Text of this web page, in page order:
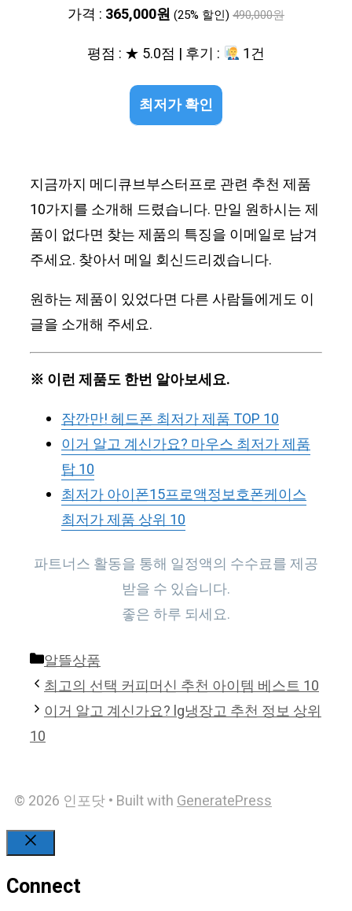
가격 : 365,000원 (25% 할인) 490,000원
평점 : ★ 5.0점 | 후기 : 1건
최저가 확인
지금까지 메디큐브부스터프로 관련 추천 제품
10가지를 소개해 드렸습니다. 만일 원하시는 제
품이 없다면 찾는 제품의 특징을 이메일로 남겨
주세요. 찾아서 메일 회신드리겠습니다.
원하는 제품이 있었다면 다른 사람들에게도 이
글을 소개해 주세요.
※ 이런 제품도 한번 알아보세요.
잠깐만! 헤드폰 최저가 제품 TOP 10
이거 알고 계신가요? 마우스 최저가 제품
탑 10
최저가 아이폰15프로액정보호폰케이스
최저가 제품 상위 10
파트너스 활동을 통해 일정액의 수수료를 제공
받을 수 있습니다.
좋은 하루 되세요.
Categories
알뜰상품
최고의 선택 커피머신 추천 아이템 베스트 10
이거 알고 계신가요? lg냉장고 추천 정보 상위
10
© 2026 인포닷• Built withGeneratePress
Connect